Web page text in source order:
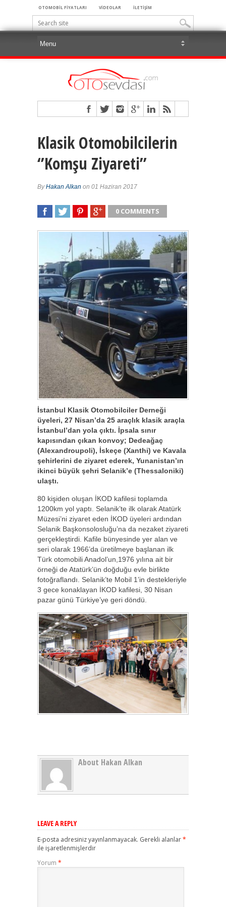
OTOMOBİL FİYATLARI VİDEOLAR İLETİŞİM
Klasik Otomobilcilerin
‘’Komşu Ziyareti’’
ByHakan Alkan on 01 Haziran 2017
0 COMMENTS
İstanbul Klasik Otomobilciler Derneği
üyeleri, 27 Nisan’da 25 araçlık klasik araçla
İstanbul’dan yola çıktı. İpsala sınır
kapısından çıkan konvoy; Dedeağaç
(Alexandroupoli), İskeçe (Xanthi) ve Kavala
şehirlerini de ziyaret ederek, Yunanistan’ın
ikinci büyük şehri Selanik’e (Thessaloniki)
ulaştı.
80 kişiden oluşan İKOD kafilesi toplamda
1200km yol yaptı. Selanik’te ilk olarak Atatürk
Müzesi’ni ziyaret eden İKOD üyeleri ardından
Selanik Başkonsolosluğu’na da nezaket ziyareti
gerçekleştirdi. Kafile bünyesinde yer alan ve
seri olarak 1966’da üretilmeye başlanan ilk
Türk otomobili Anadol’un,1976 yılına ait bir
örneği de Atatürk’ün doğduğu evle birlikte
fotoğraflandı. Selanik’te Mobil 1’in destekleriyle
3 gece konaklayan İKOD kafilesi, 30 Nisan
pazar günü Türkiye’ye geri döndü.
About Hakan Alkan
LEAVE A REPLY
E-posta adresiniz yayınlanmayacak. Gerekli alanlar*
ile işaretlenmişlerdir
Yorum *